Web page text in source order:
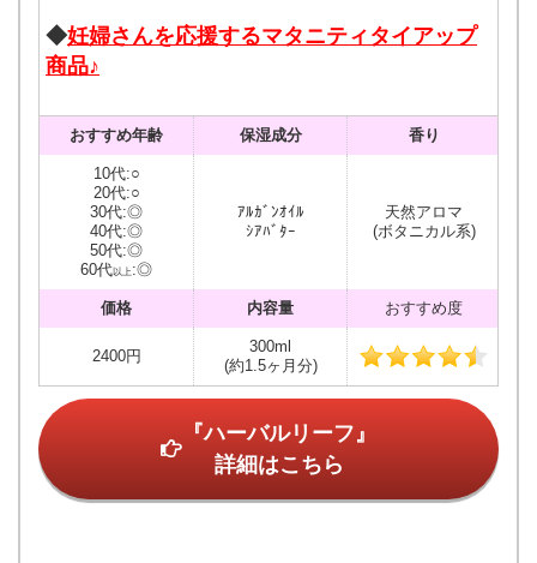
◆妊婦さんを応援するマタニティタイアップ
商品♪
おすすめ年齢 保湿成分 香り
10代:○
20代:○
30代:◎
40代:◎
50代:◎
60代以上 :◎
ｱﾙｶﾞﾝｵｲﾙ
ｼｱﾊﾞﾀｰ
天然アロマ
(ボタニカル系)
価格 内容量 おすすめ度
2400円
300ml
(約1.5ヶ月分)
『ハーバルリーフ』
詳細はこちら